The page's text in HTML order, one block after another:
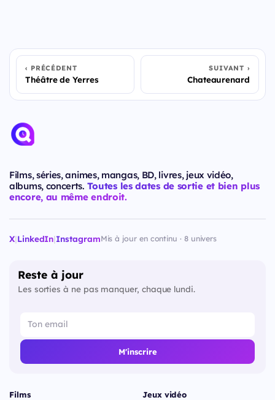
PRÉCÉDENT
Théâtre de Yerres
SUIVANT
Chateaurenard
Films, séries, animes, mangas, BD, livres, jeux vidéo,
albums, concerts. Toutes les dates de sortie et bien plus
encore, au même endroit.
X|LinkedIn|InstagramMis à jour en continu · 8 univers
Reste à jour
Les sorties à ne pas manquer, chaque lundi.
M'inscrire
Films Jeux vidéo